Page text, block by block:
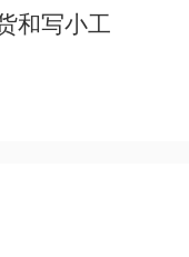
和写小工